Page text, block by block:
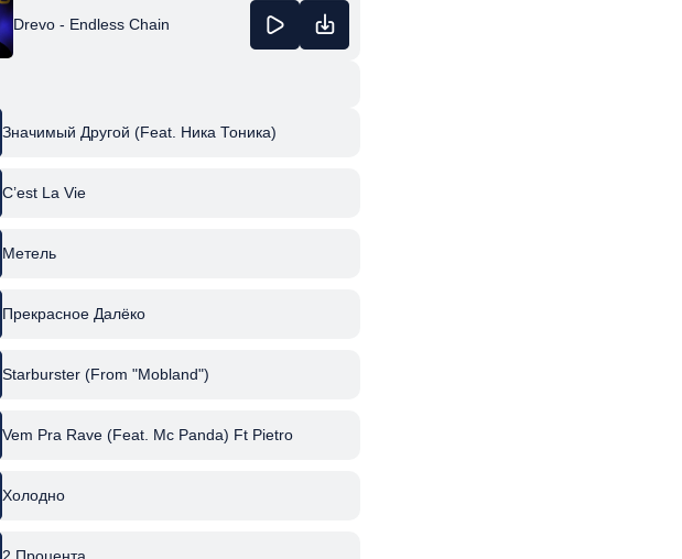
Drevo - Endless Chain
Значимый Другой (Feat. Ника Тоника)
C’est La Vie
Метель
Прекрасное Далёко
Starburster (From "Mobland")
Vem Pra Rave (Feat. Mc Panda) Ft Pietro
Холодно